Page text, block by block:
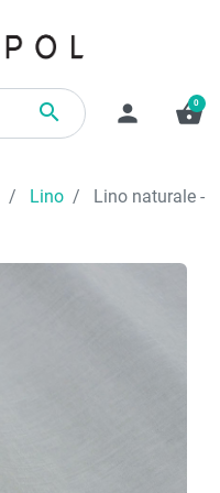
 person shopping_basket
0
Lino Lino naturale -